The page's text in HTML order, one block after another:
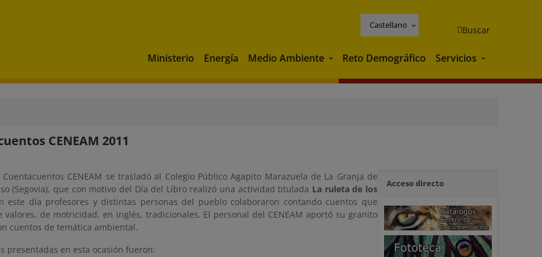
Castellano Buscar
Ministerio Energía Medio Ambiente Medio Ambiente
Reto Demográfico Servicios Servicios
CENEAM 2011
Cuentacuentos CENEAM se trasladó al Colegio Público Agapito Marazuela de La Granja de
(Segovia), que con motivo del Día del Libro realizó una actividad titulada La ruleta de los
este día profesores y distintas personas del pueblo colaboraron contando cuentos que
valores, de motricidad, en inglés, tradicionales. El personal del CENEAM aportó su granito
cuentos de temática ambiental.
presentadas en esta ocasión fueron:
Acceso directo